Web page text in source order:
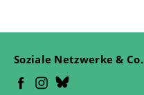
Soziale Netzwerke & Co.